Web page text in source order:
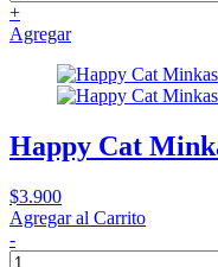
+
Agregar
Happy Cat
$3.900
Agregar al Carrito
-